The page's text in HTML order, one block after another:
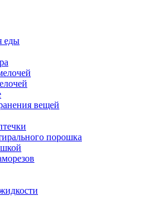
еды
вещей
порошка